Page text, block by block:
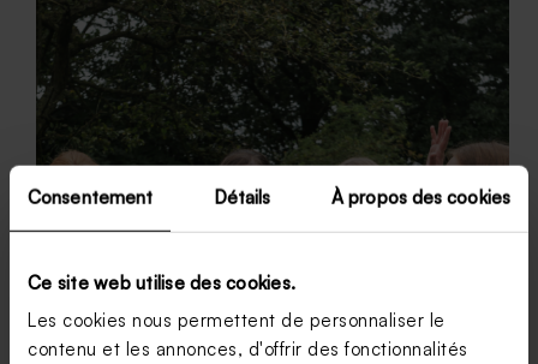
Consentement Détails À propos des cookies
Ce site web utilise des cookies.
Les cookies nous permettent de personnaliser le
contenu et les annonces, d'offrir des fonctionnalités